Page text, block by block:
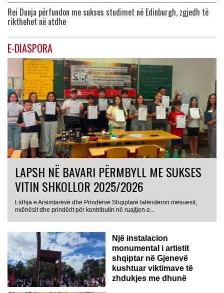
Rei Dunja përfundon me sukses studimet në Edinburgh, zgjedh të
rikthehet në atdhe
E-DIASPORA
LAPSH NË BAVARI PËRMBYLL ME SUKSES
VITIN SHKOLLOR 2025/2026
Lidhja e Arsimtarëve dhe Prindërve Shqiptarë falënderon mësuesit,
nxënësit dhe prindërit për kontributin në ruajtjen e...
Një instalacion
monumental i artistit
shqiptar në Gjenevë
kushtuar viktimave të
zhdukjes me dhunë